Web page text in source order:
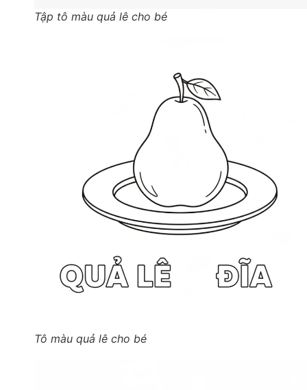
Tập tô màu quả lê cho bé
Tô màu quả lê cho bé